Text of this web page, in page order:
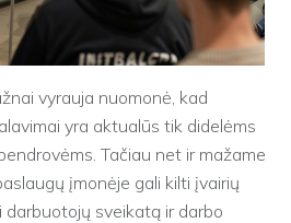
vyrauja nuomonė, kad
yra aktualūs tik didelėms
Tačiau net ir mažame
įmonėje gali kilti įvairių
darbuotojų sveikatą ir darbo